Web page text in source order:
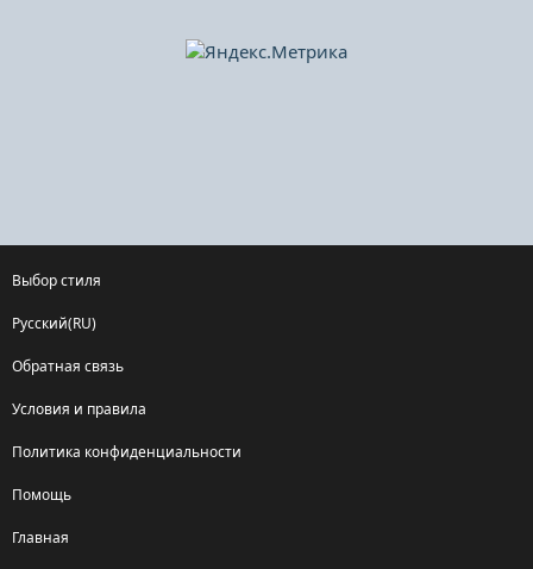
Выбор стиля
Русский(RU)
Обратная связь
Условия и правила
Политика конфиденциальности
Помощь
Главная